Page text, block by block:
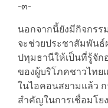
-๓-
นอกจากนี้ยังมีกิจกรร
จะช่วยประชาสัมพัน
ปทุมธานีให้เป็นที่รู้จัก
ของผู้บริโภคชาวไทย
ในไอคอนสยามแล้ว
สำคัญในการเชื่อมโย